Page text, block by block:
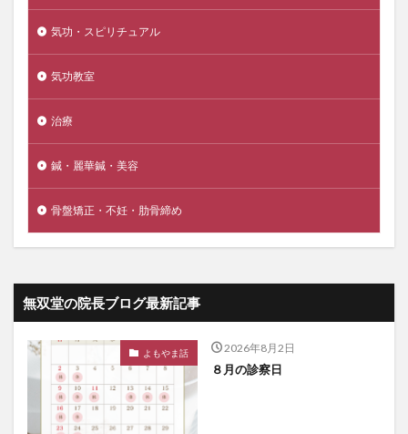
気功・スピリチュアル
気功教室
治療
鍼・麗華鍼・美容
骨盤矯正・不妊・肋骨締め
無双堂の院長ブログ最新記事
よもやま話 2026年8月2日
８月の診察日